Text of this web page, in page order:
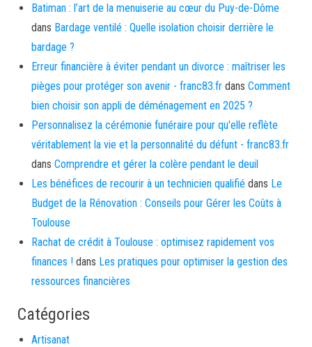
Batiman : l’art de la menuiserie au cœur du Puy-de-Dôme
dans Bardage ventilé : Quelle isolation choisir derrière le
bardage ?
Erreur financière à éviter pendant un divorce : maîtriser les
pièges pour protéger son avenir - franc83.fr dans Comment
bien choisir son appli de déménagement en 2025 ?
Personnalisez la cérémonie funéraire pour qu'elle reflète
véritablement la vie et la personnalité du défunt - franc83.fr
dans Comprendre et gérer la colère pendant le deuil
Les bénéfices de recourir à un technicien qualifié dans Le
Budget de la Rénovation : Conseils pour Gérer les Coûts à
Toulouse
Rachat de crédit à Toulouse : optimisez rapidement vos
finances ! dans Les pratiques pour optimiser la gestion des
ressources financières
Catégories
Artisanat